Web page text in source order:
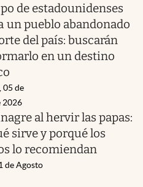
de estadounidenses
un pueblo abandonado
del país: buscarán
en un destino
05 de
2026
al hervir las papas:
sirve y porqué los
lo recomiendan
de Agosto